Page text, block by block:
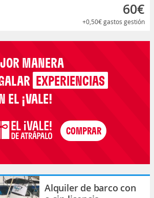
60€
+0,50€gastos gestión
MANERA
EXPERIENCIAS
EL ¡VALE!
Alquiler de barco con